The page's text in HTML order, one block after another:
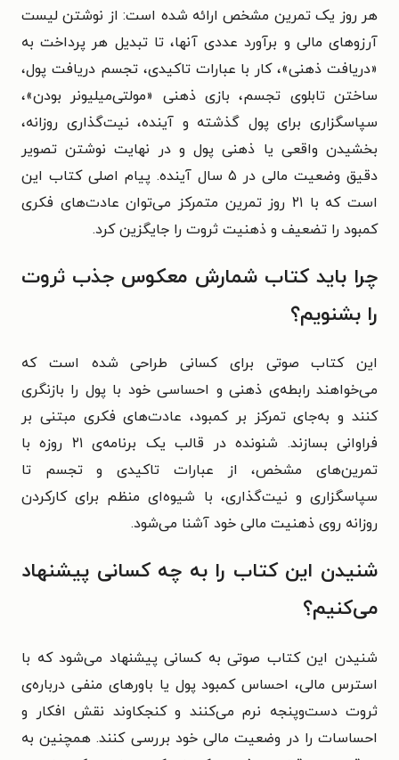
هر روز یک تمرین مشخص ارائه شده است: از نوشتن لیست
آرزوهای مالی و برآورد عددی آنها، تا تبدیل هر پرداخت به
«دریافت ذهنی»، کار با عبارات تاکیدی، تجسم دریافت پول،
ساختن تابلوی تجسم، بازی ذهنی «مولتی‌میلیونر بودن»،
سپاسگزاری برای پول گذشته و آینده، نیت‌گذاری روزانه،
بخشیدن واقعی یا ذهنی پول و در نهایت نوشتن تصویر
دقیق وضعیت مالی در ۵ سال آینده. پیام اصلی کتاب این
است که با ۲۱ روز تمرین متمرکز می‌توان عادت‌های فکری
کمبود را تضعیف و ذهنیت ثروت را جایگزین کرد.
چرا باید کتاب شمارش معکوس جذب ثروت
را بشنویم؟
این کتاب صوتی برای کسانی طراحی شده است که
می‌خواهند رابطه‌ی ذهنی و احساسی خود با پول را بازنگری
کنند و به‌جای تمرکز بر کمبود، عادت‌های فکری مبتنی بر
فراوانی بسازند. شنونده در قالب یک برنامه‌ی ۲۱ روزه با
تمرین‌های مشخص، از عبارات تاکیدی و تجسم تا
سپاسگزاری و نیت‌گذاری، با شیوه‌ای منظم برای کارکردن
روزانه روی ذهنیت مالی خود آشنا می‌شود.
شنیدن این کتاب را به چه کسانی پیشنهاد
می‌کنیم؟
شنیدن این کتاب صوتی به کسانی پیشنهاد می‌شود که با
استرس مالی، احساس کمبود پول یا باورهای منفی درباره‌ی
ثروت دست‌وپنجه نرم می‌کنند و کنجکاوند نقش افکار و
احساسات را در وضعیت مالی خود بررسی کنند. همچنین به